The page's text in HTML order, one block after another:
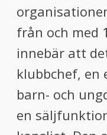
från och med
innebär att
klubbchef, en
barn- och
en